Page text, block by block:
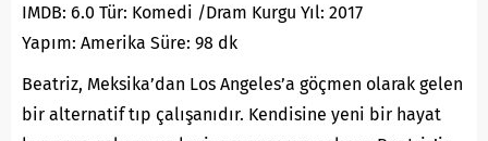
IMDB: 6.0 Tür: Komedi /Dram Kurgu Yıl: 2017
Yapım: Amerika Süre: 98 dk
Beatriz, Meksika’dan Los Angeles’a göçmen olarak gelen
bir alternatif tıp çalışanıdır. Kendisine yeni bir hayat